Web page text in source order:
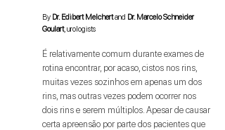
By Dr. Edibert Melchertand Dr. Marcelo Schneider
Goulart, urologists
É relativamente comum durante exames de
rotina encontrar, por acaso, cistos nos rins,
muitas vezes sozinhos em apenas um dos
rins, mas outras vezes podem ocorrer nos
dois rins e serem múltiplos. Apesar de causar
certa apreensão por parte dos pacientes que